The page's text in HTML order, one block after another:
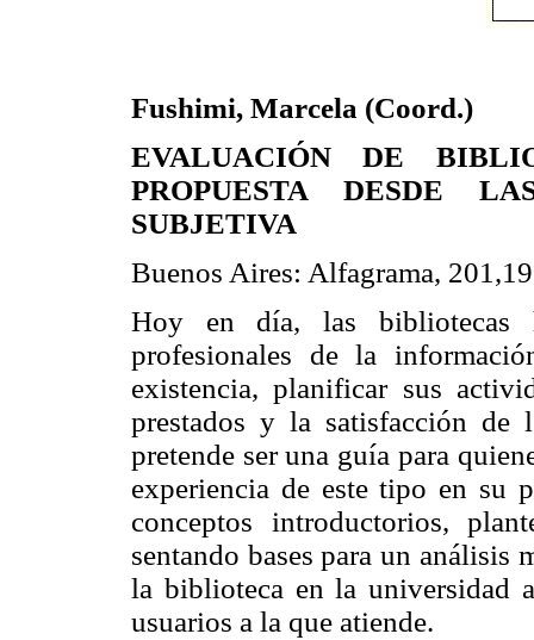
Fushimi, Marcela (Coord.)
EVALUACIÓN DE
PROPUESTA DESDE
SUBJETIVA
Buenos Aires: Alfagrama,
Hoy en día, las
profesionales de la
existencia, planificar sus
prestados y la satisfacción de
pretende ser una guía para
experiencia de este tipo en su
conceptos introductorios,
sentando bases para un análisis
la biblioteca en la universidad
usuarios a la que atiende.